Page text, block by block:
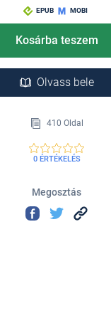
EPUB MOBI
Kosárba teszem
Olvass bele
410 Oldal
0 ÉRTÉKELÉS
Megosztás